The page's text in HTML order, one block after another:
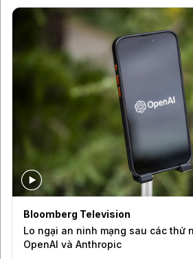
Bloomberg Television
Lo ngại an ninh mạng sau các thử
OpenAI và Anthropic